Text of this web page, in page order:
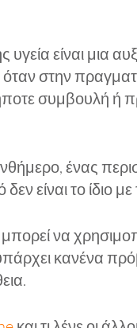
υγεία είναι μια
όταν στην
συμβουλή ή
ένας
είναι το ίδιο με
να
κανένα